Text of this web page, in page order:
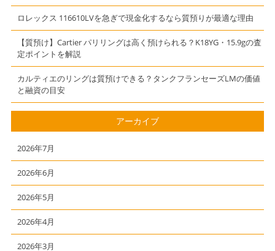
ロレックス 116610LVを急ぎで現金化するなら質預りが最適な理由
【質預け】Cartier パリリングは高く預けられる？K18YG・15.9gの査
定ポイントを解説
カルティエのリングは質預けできる？タンクフランセーズLMの価値
と融資の目安
アーカイブ
2026年7月
2026年6月
2026年5月
2026年4月
2026年3月